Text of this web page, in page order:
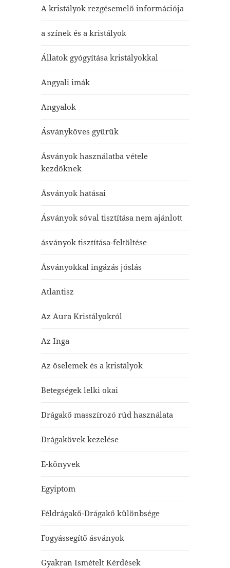
A kristályok rezgésemelő információja
a színek és a kristályok
Állatok gyógyítása kristályokkal
Angyali imák
Angyalok
Ásványköves gyűrűk
Ásványok használatba vétele
kezdőknek
Ásványok hatásai
Ásványok sóval tisztítása nem ajánlott
ásványok tisztítása-feltöltése
Ásványokkal ingázás jóslás
Atlantisz
Az Aura Kristályokról
Az Inga
Az őselemek és a kristályok
Betegségek lelki okai
Drágakő masszírozó rúd használata
Drágakövek kezelése
E-könyvek
Egyiptom
Féldrágakő-Drágakő különbsége
Fogyássegítő ásványok
Gyakran Ismételt Kérdések